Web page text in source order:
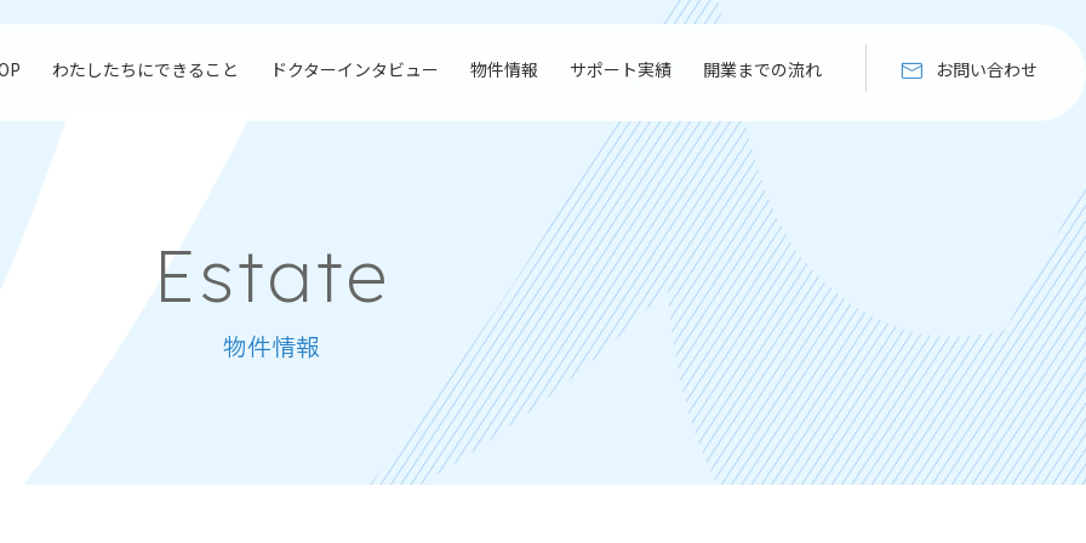
わたしたちにできること ドクターインタビュー 物件情報 サポート実績 開業までの流れ お問い合わせ
Estate
物件情報